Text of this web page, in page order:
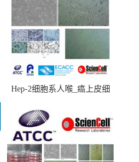
Hep-2细胞系人喉_癌上皮细